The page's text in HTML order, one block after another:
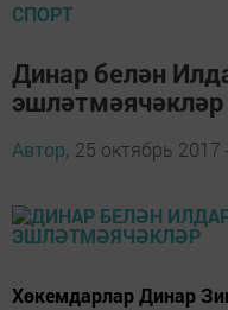
СПОРТ
Динар белән
эшләтмәячәкләр
Автор, 25 октябрь 2017
Хөкемдарлар Динар